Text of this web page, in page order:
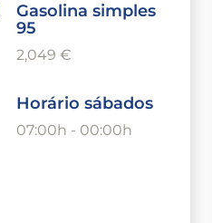
Gasolina simples
95
2,049 €
Horário sábados
07:00h - 00:00h